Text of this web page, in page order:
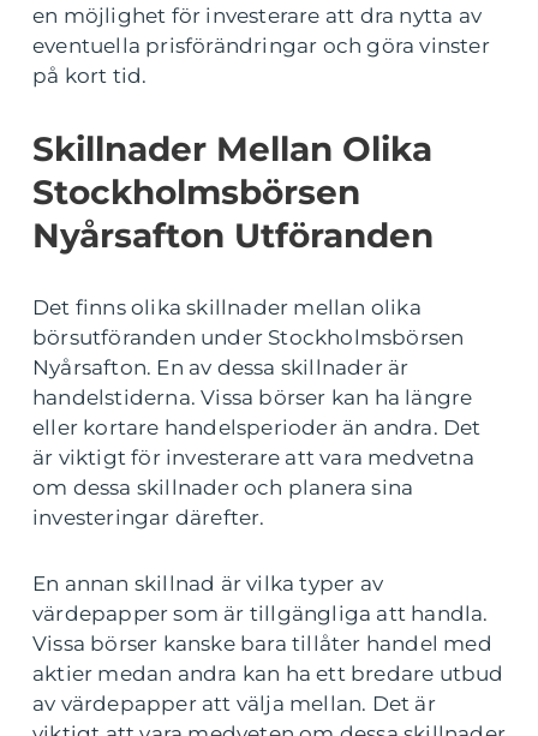
en möjlighet för investerare att dra nytta av
eventuella prisförändringar och göra vinster
på kort tid.
Skillnader Mellan Olika
Stockholmsbörsen
Nyårsafton Utföranden
Det finns olika skillnader mellan olika
börsutföranden under Stockholmsbörsen
Nyårsafton. En av dessa skillnader är
handelstiderna. Vissa börser kan ha längre
eller kortare handelsperioder än andra. Det
är viktigt för investerare att vara medvetna
om dessa skillnader och planera sina
investeringar därefter.
En annan skillnad är vilka typer av
värdepapper som är tillgängliga att handla.
Vissa börser kanske bara tillåter handel med
aktier medan andra kan ha ett bredare utbud
av värdepapper att välja mellan. Det är